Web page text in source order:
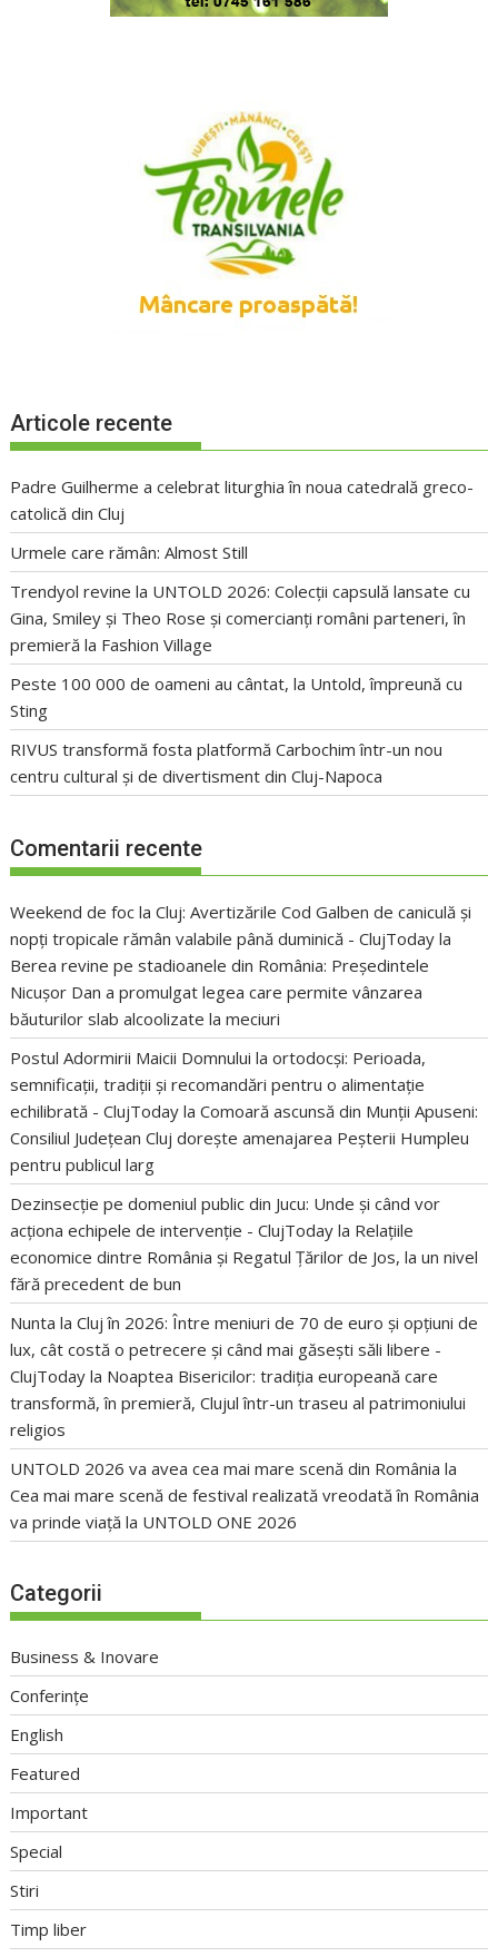
Articole recente
Padre Guilherme a celebrat liturghia în noua catedrală greco-
catolică din Cluj
Urmele care rămân: Almost Still
Trendyol revine la UNTOLD 2026: Colecții capsulă lansate cu
Gina, Smiley și Theo Rose și comercianți români parteneri, în
premieră la Fashion Village
Peste 100 000 de oameni au cântat, la Untold, împreună cu
Sting
RIVUS transformă fosta platformă Carbochim într-un nou
centru cultural și de divertisment din Cluj-Napoca
Comentarii recente
Weekend de foc la Cluj: Avertizările Cod Galben de caniculă și
nopți tropicale rămân valabile până duminică - ClujToday la
Berea revine pe stadioanele din România: Președintele
Nicușor Dan a promulgat legea care permite vânzarea
băuturilor slab alcoolizate la meciuri
Postul Adormirii Maicii Domnului la ortodocși: Perioada,
semnificații, tradiții și recomandări pentru o alimentație
echilibrată - ClujToday laComoară ascunsă din Munții Apuseni:
Consiliul Județean Cluj dorește amenajarea Peșterii Humpleu
pentru publicul larg
Dezinsecție pe domeniul public din Jucu: Unde și când vor
acționa echipele de intervenție - ClujToday la Relațiile
economice dintre România și Regatul Țărilor de Jos, la un nivel
fără precedent de bun
Nunta la Cluj în 2026: Între meniuri de 70 de euro și opțiuni de
lux, cât costă o petrecere și când mai găsești săli libere -
ClujToday la Noaptea Bisericilor: tradiția europeană care
transformă, în premieră, Clujul într-un traseu al patrimoniului
religios
UNTOLD 2026 va avea cea mai mare scenă din România la
Cea mai mare scenă de festival realizată vreodată în România
va prinde viață la UNTOLD ONE 2026
Categorii
Business & Inovare
Conferințe
English
Featured
Important
Special
Stiri
Timp liber